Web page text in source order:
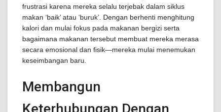
frustrasi karena mereka selalu terjebak dalam siklus
makan ‘baik’ atau ‘buruk’. Dengan berhenti menghitung
kalori dan mulai fokus pada makanan bergizi serta
bagaimana makanan tersebut membuat mereka merasa
secara emosional dan fisik—mereka mulai menemukan
keseimbangan baru.
Membangun